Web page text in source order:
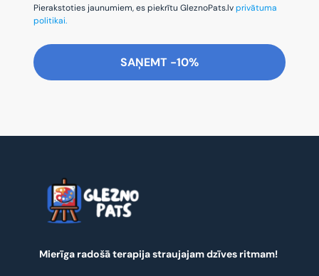
Pierakstoties jaunumiem, es piekrītu GleznoPats.lvprivātuma
politikai.
SAŅEMT -10%
Mierīga radošā terapija straujajam dzīves ritmam!